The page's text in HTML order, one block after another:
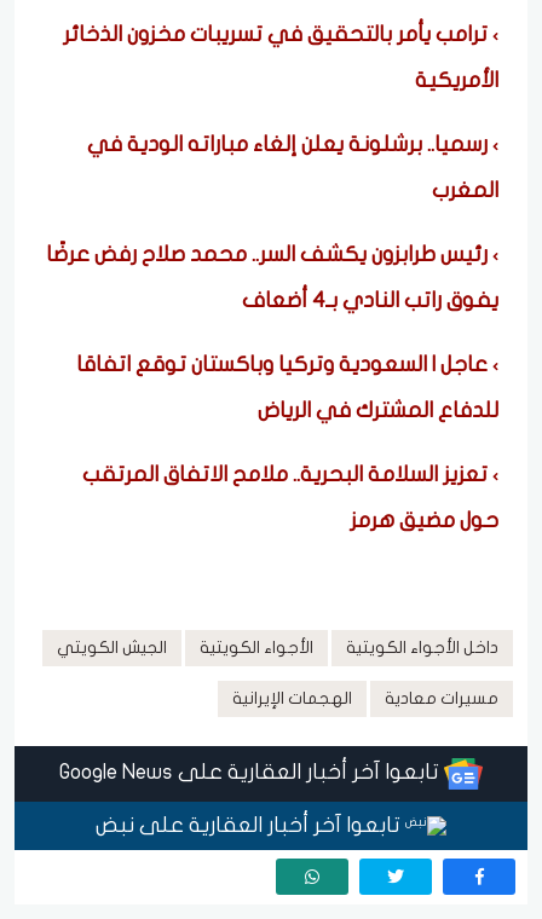
ترامب يأمر بالتحقيق في تسريبات مخزون الذخائر
الأمريكية
رسميا.. برشلونة يعلن إلغاء مباراته الودية في
المغرب
رئيس طرابزون يكشف السر.. محمد صلاح رفض عرضًا
يفوق راتب النادي بـ4 أضعاف
عاجل | السعودية وتركيا وباكستان توقع اتفاقا
للدفاع المشترك في الرياض
تعزيز السلامة البحرية.. ملامح الاتفاق المرتقب
حول مضيق هرمز
داخل الأجواء الكويتية الأجواء الكويتية الجيش الكويتي
مسيرات معادية الهجمات الإيرانية
تابعوا آخر أخبار العقارية على Google News
تابعوا آخر أخبار العقارية على نبض